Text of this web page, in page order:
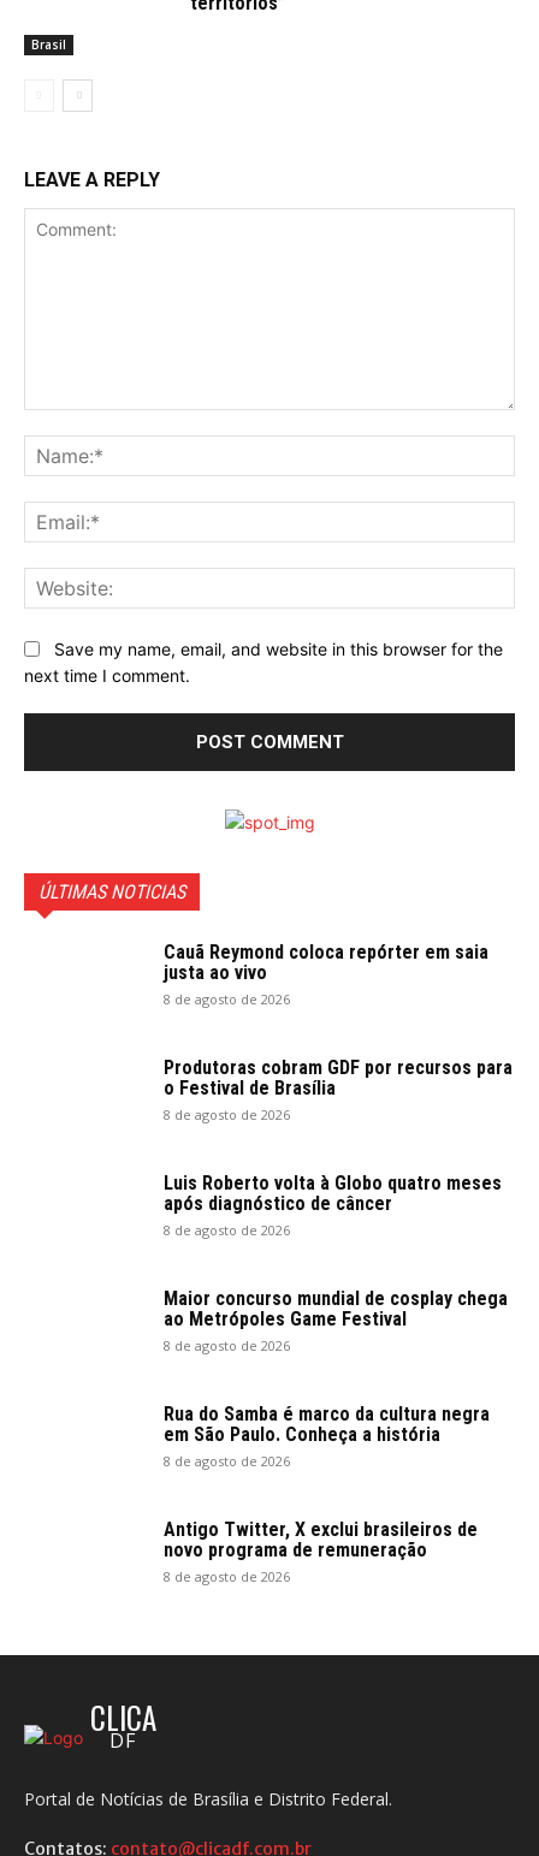
Brasil
LEAVE A REPLY
Save my name, email, and website in this browser for the
next time I comment.
ÚLTIMAS NOTICIAS
Cauã Reymond coloca repórter em saia
justa ao vivo
8 de agosto de 2026
Produtoras cobram GDF por recursos para
o Festival de Brasília
8 de agosto de 2026
Luis Roberto volta à Globo quatro meses
após diagnóstico de câncer
8 de agosto de 2026
Maior concurso mundial de cosplay chega
ao Metrópoles Game Festival
8 de agosto de 2026
Rua do Samba é marco da cultura negra
em São Paulo. Conheça a história
8 de agosto de 2026
Antigo Twitter, X exclui brasileiros de
novo programa de remuneração
8 de agosto de 2026
CLICA
DF
Portal de Notícias de Brasília e Distrito Federal.
Contatos: contato@clicadf.com.br